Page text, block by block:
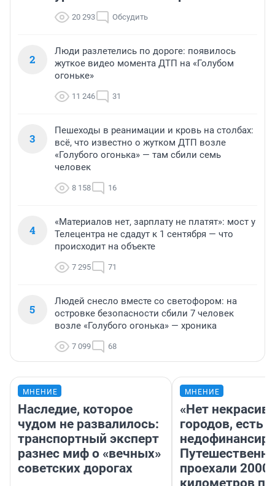
20 293 Обсудить
2
Люди разлетелись по дороге: появилось
жуткое видео момента ДТП на «Голубом
огоньке»
11 246 31
3
Пешеходы в реанимации и кровь на столбах:
всё, что известно о жутком ДТП возле
«Голубого огонька» — там сбили семь
человек
8 158 16
4
«Материалов нет, зарплату не платят»: мост у
Телецентра не сдадут к 1 сентября — что
происходит на объекте
7 295 71
5
Людей снесло вместе со светофором: на
островке безопасности сбили 7 человек
возле «Голубого огонька» — хроника
7 099 68
МНЕНИЕ
Наследие, которое
чудом не развалилось:
транспортный эксперт
разнес миф о «вечных»
советских дорогах
МНЕНИЕ
«Нет
городов, есть
проехали 2000
километров по